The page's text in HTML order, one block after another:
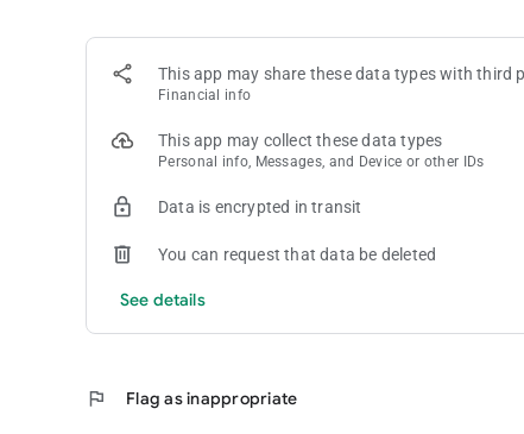
This app may share these data types with third
Financial info
This app may collect these data types
Personal info, Messages, and Device or other IDs
Data is encrypted in transit
You can request that data be deleted
See details
flag Flag as inappropriate